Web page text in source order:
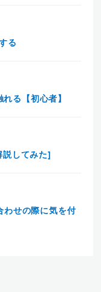
る
る【初心者】
してみた]
わせの際に気を付